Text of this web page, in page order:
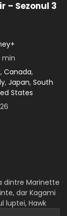
2025
– Sezonul 3
– Sezonul 3
– Sezonul 3
– Sezonul 3
min
, Canada,
, Japan, South
States
26
dintre Marinette
dar Kagami
luptei, Hawk
După